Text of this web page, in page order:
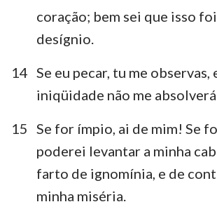
coração; bem sei que isso
desígnio.
14 Se eu pecar, tu me observas,
iniqüidade não me
15 Se for ímpio, ai de mim! Se
poderei levantar a minha
farto de ignomínia, e de
minha miséria.